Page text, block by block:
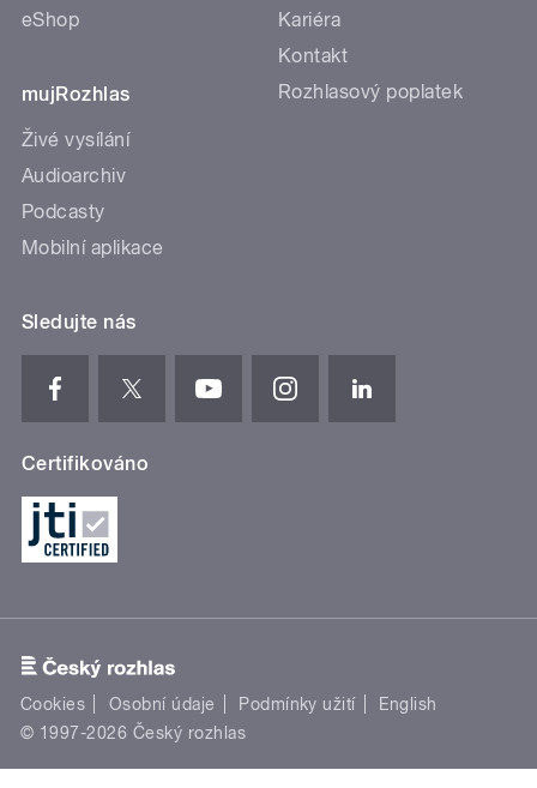
eShop
mujRozhlas
Živé vysílání
Audioarchiv
Podcasty
Mobilní aplikace
Kariéra
Kontakt
Rozhlasový poplatek
Sledujte nás
Certifikováno
Cookies Osobní údaje Podmínky užití
English
© 1997-2026 Český rozhlas